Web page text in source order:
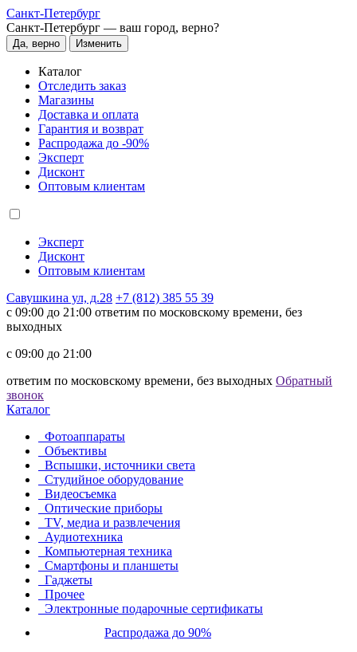
Санкт-Петербург
Санкт-Петербург — ваш город, верно?
Да, верно Изменить
Каталог
Отследить заказ
Магазины
Доставка и оплата
Гарантия и возврат
Распродажа до -90%
Эксперт
Дисконт
Оптовым клиентам
Эксперт
Дисконт
Оптовым клиентам
Савушкина ул, д.28 +7 (812) 385 55 39
c 09:00 до 21:00 ответим по московскому времени, без
выходных
c 09:00 до 21:00
ответим по московскому времени, без выходных Обратный
звонок
Каталог
Фотоаппараты
Объективы
Вспышки, источники света
Студийное оборудование
Видеосъемка
Оптические приборы
TV, медиа и развлечения
Аудиотехника
Компьютерная техника
Смартфоны и планшеты
Гаджеты
Прочее
Электронные подарочные сертификаты
Распродажа до 90%